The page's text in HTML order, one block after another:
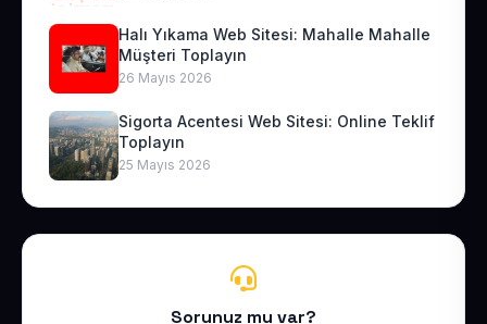
Halı Yıkama Web Sitesi: Mahalle Mahalle
Müşteri Toplayın
26 Mayıs 2026
Sigorta Acentesi Web Sitesi: Online Teklif
Toplayın
25 Mayıs 2026
Sorunuz mu var?